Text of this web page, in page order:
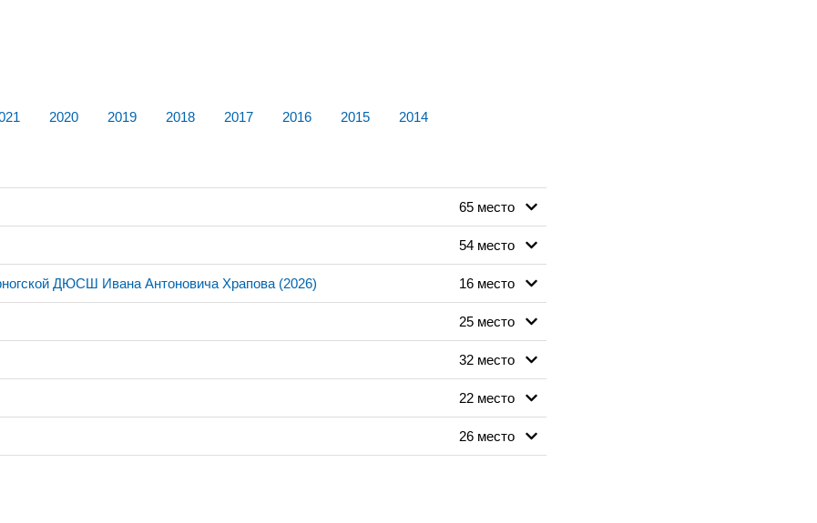
2020 2019 2018 2017 2016 2015 2014
65 место
54 место
ДЮСШ Ивана Антоновича Храпова (2026) 16 место
25 место
32 место
22 место
26 место